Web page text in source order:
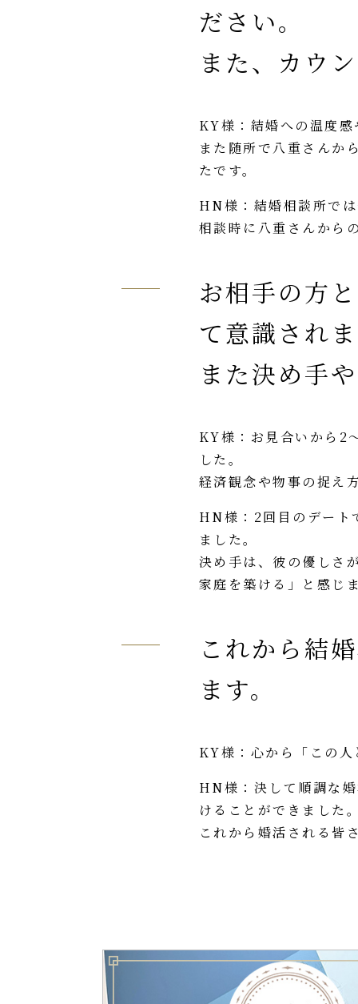
ださい。
また、カウ
KY様：結婚への温度
また随所で八重さんか
たです。
HN様：結婚相談所で
相談時に八重さんから
お相手の方
て意識され
また決め手
KY様：お見合いから2
した。
経済観念や物事の捉え
HN様：2回目のデート
ました。
決め手は、彼の優しさ
家庭を築ける」と感じ
これから結
ます。
KY様：心から「この
HN様：決して順調な
けることができました
これから婚活される皆